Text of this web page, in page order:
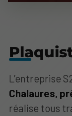
L’entreprise
Chalaures,
réalise tous